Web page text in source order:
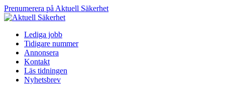
Prenumerera på Aktuell Säkerhet
Lediga jobb
Tidigare nummer
Annonsera
Kontakt
Läs tidningen
Nyhetsbrev